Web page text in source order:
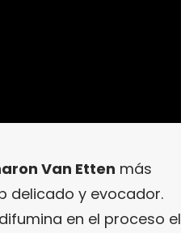
Van Etten más
delicado y evocador.
en el proceso el